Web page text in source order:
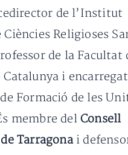
de l’Institut
Religioses
de la Facultat
Catalunya i
Formació de les
membre del Consell
Tarragonai